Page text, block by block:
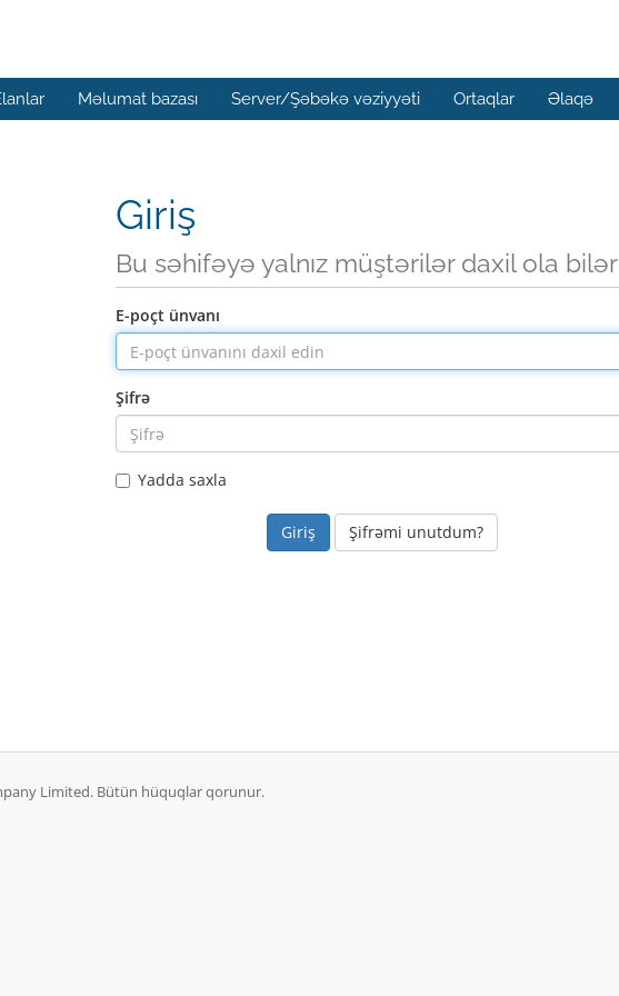
Məlumat bazası Server/Şəbəkə vəziyyəti Ortaqlar Əlaqə
Giriş
Bu səhifəyə yalnız müştərilər daxil ola bilər
E-poçt ünvanı
Şifrə
Yadda saxla
Şifrəmi unutdum?
Limited. Bütün hüquqlar qorunur.